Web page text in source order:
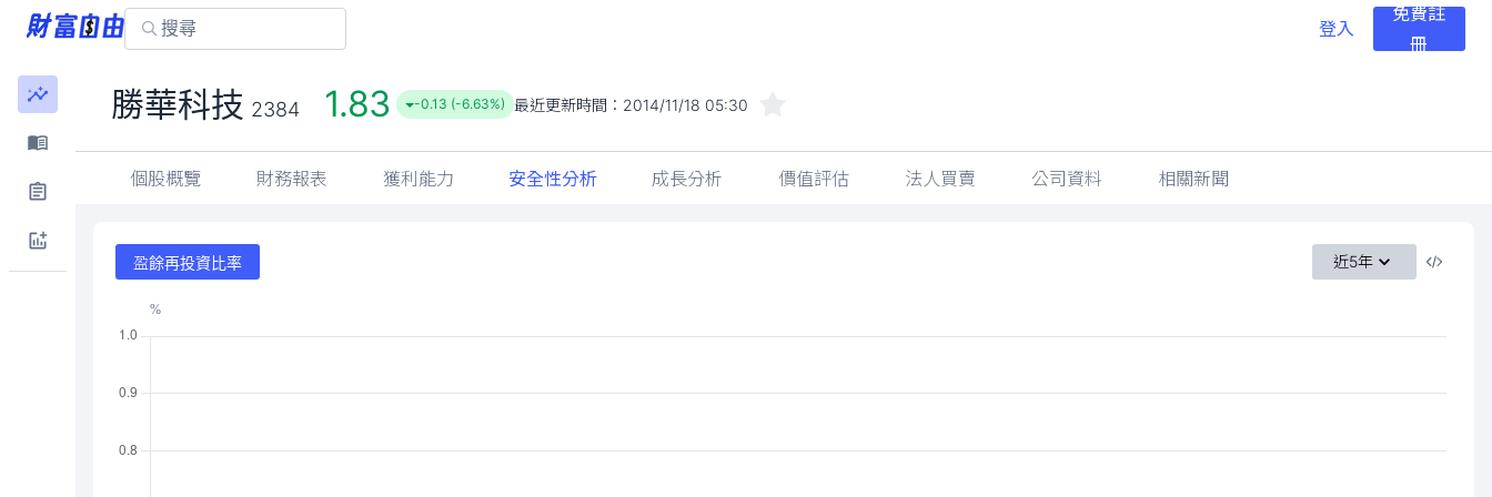
登入
免費註
冊
勝華科技 2384 1.83 -0.13 (-6.63%) 最近更新時間： 2014/11/18 05:30
個股概覽 財務報表 獲利能力 安全性分析 成長分析 價值評估 法人買賣 公司資料 相關新聞
盈餘再投資比率 近5年